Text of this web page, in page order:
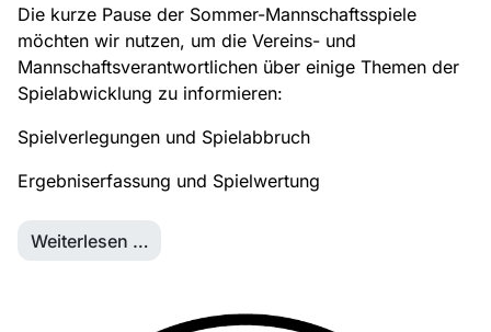
Die kurze Pause der Sommer-Mannschaftsspiele
möchten wir nutzen, um die Vereins- und
Mannschaftsverantwortlichen über einige Themen der
Spielabwicklung zu informieren:
Spielverlegungen und Spielabbruch
Ergebniserfassung und Spielwertung
Weiterlesen …